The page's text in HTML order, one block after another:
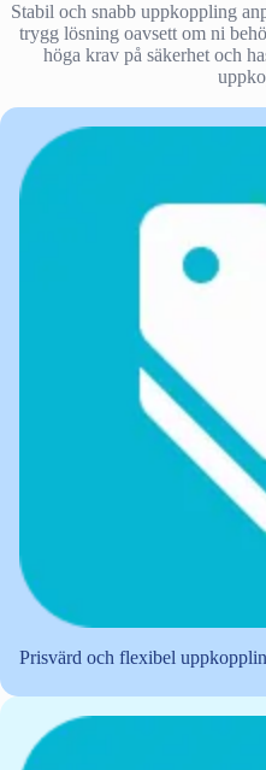
Stabil och snabb uppkoppling
trygg lösning oavsett om ni
höga krav på säkerhet och
Prisvärd och flexibel